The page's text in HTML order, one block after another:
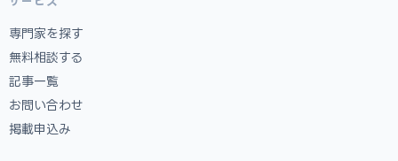
専門家を探す
無料相談する
記事一覧
お問い合わせ
掲載申込み